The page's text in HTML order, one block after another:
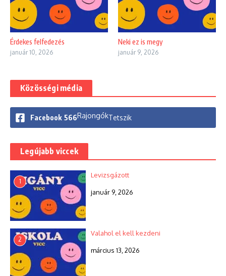
Érdekes felfedezés
január 10, 2026
Neki ez is megy
január 9, 2026
Közösségi média
Facebook 566RajongókTetszik
Legújabb viccek
1
Levizsgázott
január 9, 2026
2
Valahol el kell kezdeni
március 13, 2026